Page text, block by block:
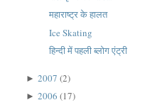
महाराष्ट्र के हालत
Ice Skating
हिन्दी में पहली ब्लोग एंट्री
►2007(2)
►2006(17)